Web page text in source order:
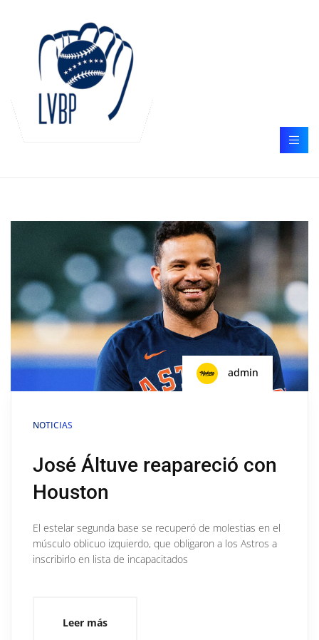
admin
NOTICIAS
José Áltuve reapareció con
Houston
El estelar segunda base se recuperó de molestias en el
músculo oblicuo izquierdo, que obligaron a los Astros a
inscribirlo en lista de incapacitados
Leer más